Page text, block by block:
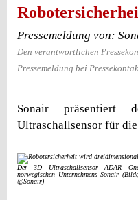
Pressemeldung von:
Den verantwortlichen
Pressemeldung bei
Sonair präsentiert
Ultraschallsensor für
Der 3D Ultraschallsensor ADAR
norwegischen Unternehmens Sonair
@Sonair)